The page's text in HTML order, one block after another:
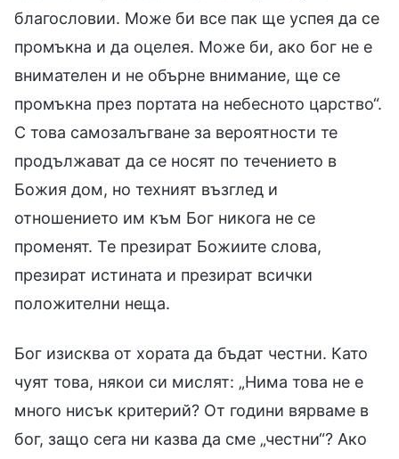
благословии. Може би все пак ще успея да се
промъкна и да оцелея. Може би, ако бог не е
внимателен и не обърне внимание, ще се
промъкна през портата на небесното царство“.
С това самозалъгване за вероятности те
продължават да се носят по течението в
Божия дом, но техният възглед и
отношението им към Бог никога не се
променят. Те презират Божиите слова,
презират истината и презират всички
положителни неща.
Бог изисква от хората да бъдат честни. Като
чуят това, някои си мислят: „Нима това не е
много нисък критерий? От години вярваме в
бог, защо сега ни казва да сме „честни“? Ако